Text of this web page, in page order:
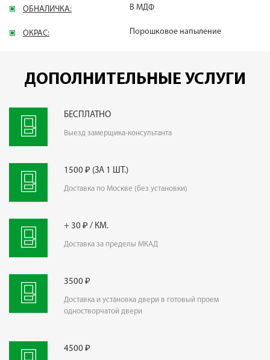
ОБНАЛИЧКА: В МДФ
ОКРАС: Порошковое напыление
ДОПОЛНИТЕЛЬНЫЕ УСЛУГИ
БЕСПЛАТНО
Выезд замерщика-консультанта
1500 ₽ (ЗА 1 ШТ.)
Доставка по Москве (без установки)
+ 30 ₽ / КМ.
Доставка за пределы МКАД
3500 ₽
Доставка и установка двери в готовый проем
одностворчатой двери
4500 ₽